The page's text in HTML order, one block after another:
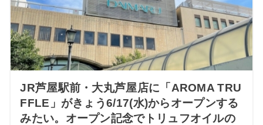
JR芦屋駅前・大丸芦屋店に「AROMA TRU
FFLE」がきょう6/17(水)からオープンする
みたい。オープン記念でトリュフオイルの